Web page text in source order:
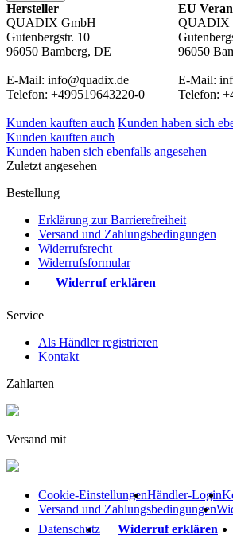
Hersteller
QUADIX GmbH
Gutenbergstr. 10
96050 Bamberg, DE
E-Mail: info@quadix.de
Telefon: +499519643220-0
EU
QUADIX
96050
E-Mail:
Telefon:
Kunden kauften auch Kunden haben sich
Kunden kauften auch
Kunden haben sich ebenfalls angesehen
Zuletzt angesehen
Bestellung
Erklärung zur Barrierefreiheit
Versand und Zahlungsbedingungen
Widerrufsrecht
Widerrufsformular
Widerruf erklären
Service
Als Händler registrieren
Kontakt
Zahlarten
Versand mit
Cookie-EinstellungenHändler-Login
Versand und Zahlungsbedingungen
Datenschutz
Widerruf erklären